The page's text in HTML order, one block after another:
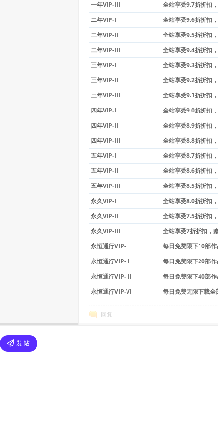
一年VIP-III
全站享受9.7折折扣
二年VIP-I
全站享受9.6折折扣
二年VIP-II
全站享受9.5折折扣
二年VIP-III
全站享受9.4折折扣
三年VIP-I
全站享受9.3折折扣
三年VIP-II
全站享受9.2折折扣
三年VIP-III
全站享受9.1折折扣
四年VIP-I
全站享受9.0折折扣
四年VIP-II
全站享受8.9折折扣
四年VIP-III
全站享受8.8折折扣
五年VIP-I
全站享受8.7折折扣
五年VIP-II
全站享受8.6折折扣
五年VIP-III
全站享受8.5折折扣
永久VIP-I
全站享受8.0折折扣
永久VIP-II
全站享受7.5折折扣
永久VIP-III
全站享受7折折扣，
永恒通行VIP-I
每日免费限下10部作
永恒通行VIP-II
每日免费限下20部作
永恒通行VIP-III
每日免费限下40部作
永恒通行VIP-VI
每日免费无限下载全
回复